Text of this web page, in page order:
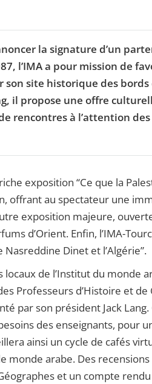
la signature d’un
l’IMA a pour mission de
son site historique des
il propose une offre
rencontres à l’attention
exposition “Ce que la
offrant au spectateur une
exposition majeure,
d’Orient. Enfin, l’IMA-
Dinet et l’Algérie”.
de l’Institut du monde
Professeurs d’Histoire et
par son président Jack
des enseignants, pour
ainsi un cycle de cafés
monde arabe. Des
et un compte